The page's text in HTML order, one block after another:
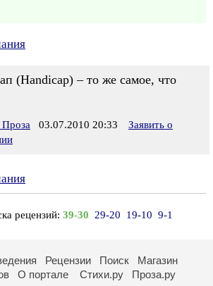
(Handicap) – то же самое, что
03.07.2010 20:33
Заявить о
рецензий: 39-30 29-20 19-10 9-1
Рецензии Поиск
Магазин
О портале Стихи.ру Проза.ру